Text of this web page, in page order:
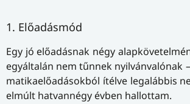
1. Előadásmód
Egy jó előadásnak négy
egyáltalán nem tűnnek nyilvánvalónak
ma­ti­ka­elő­a­dá­sok­ból ítélve legalábbis
elmúlt hatvannégy évben hallottam.